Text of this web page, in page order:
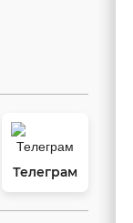
Телеграм